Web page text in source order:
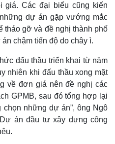
giá. Các đại biểu cũng kiến
dự án gặp vướng mắc
tháo gỡ và đề nghị thành phố
chậm tiến độ do chây ì.
đấu thầu triển khai từ năm
nhiên khi đấu thầu xong mặt
về đơn giá nên đề nghị các
GPMB, sau đó tổng hợp lại
những dự án”, ông Ngô
án đầu tư xây dựng công